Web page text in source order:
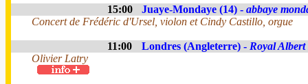
15:00 Juaye-Mondaye (14) - abbaye
Concert de Frédéric d'Ursel, violon et Cindy Castillo, orgue
11:00 Londres (Angleterre) - Royal
Olivier Latry